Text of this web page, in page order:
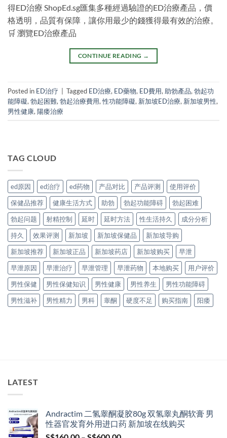
得ED治療 ShopEd.sg匯集多種經過驗證的ED治療產品，價
格透明，品質有保障，讓你用最少的錢獲得最有效的治療。
🛒 瀏覽ED治療產品
CONTINUE READING →
Posted in ED治疗 Tagged ED治療, ED藥物, ED費用, 助勃產品, 勃起功
能障礙, 勃起困難, 勃起治療費用,性功能障礙, 新加坡ED治療, 新加坡男性,
男性健康, 陽痿治療
TAG CLOUD
ed原因 ed治疗 ed药物 产品对比 产品评测
使用评价
保健品推荐
健康生活方式 助勃 勃起功能障碍
勃起困难
勃起问题
射精控制 延时 延时方法 性生活持久
成分分析
持久
效果评测 新加坡 新加坡保健品
新加坡导购
新加坡推荐
新加坡正品 新加坡药店 新加坡购买
早泄
早泄原因
早泄治疗 早泄管理 早泄药物 本地购买
用户评价
男性保健
男性保健知识 男性健康 男性养生
男性功能障碍
男性滋补
男性精力 男科 睾酮 硬度不足 购买指南 阳痿
LATEST
Andractim 二氢睾酮凝胶80g 双氢睾丸酮软膏 男
性器官发育外用进口药 新加坡在线购买
Price